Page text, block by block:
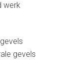
werk
gevels